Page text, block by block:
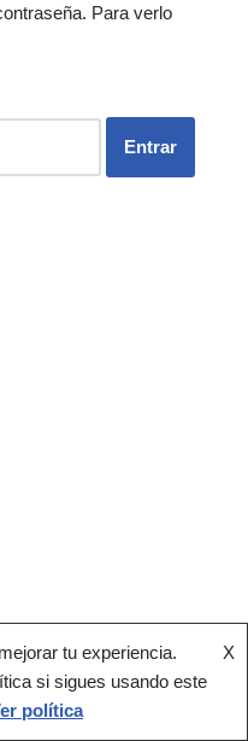
Para verlo
tu experiencia.
si sigues usando este
X
política